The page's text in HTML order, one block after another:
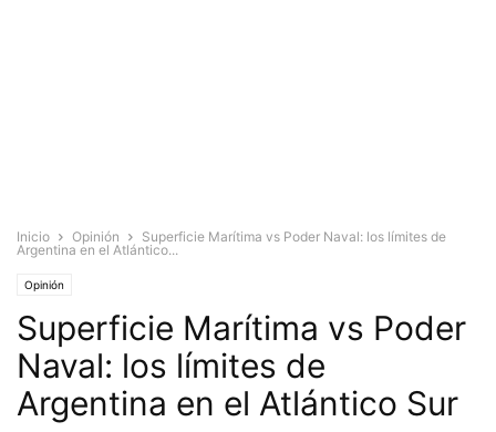
Inicio Opinión
Superficie Marítima vs Poder Naval: los límites de
Argentina en el Atlántico...
Opinión
Superficie Marítima vs Poder
Naval: los límites de
Argentina en el Atlántico Sur